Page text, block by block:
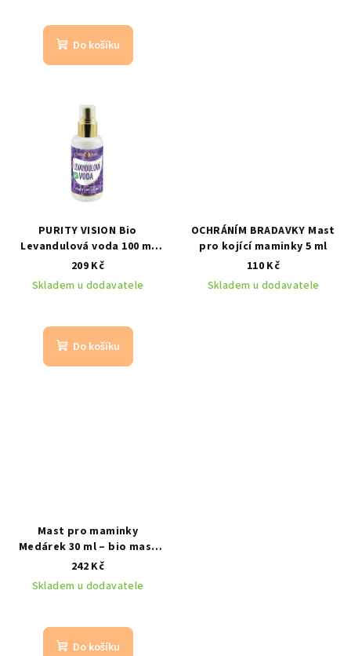
Do košíku
PURITY VISION Bio
Levandulová voda 100 ml
zklidňující bio květová
voda z levandule
209 Kč
Skladem u dodavatele
Do košíku
OCHRÁNÍM BRADAVKY Mast
pro kojící maminky 5 ml
110 Kč
Skladem u dodavatele
Mast pro maminky
Medárek 30 ml – bio mast
na bradavky, jizvy a strie
na kojení a regeneraci
pokožky bez parfemace
242 Kč
Skladem u dodavatele
Do košíku